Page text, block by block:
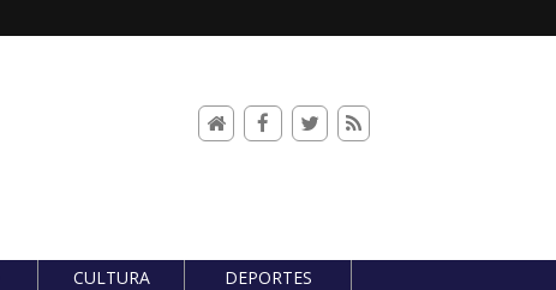
CULTURA DEPORTES